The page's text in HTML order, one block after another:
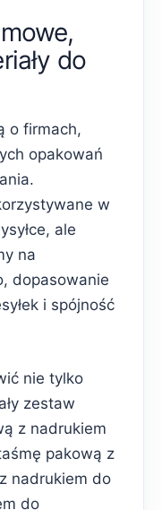
do
o firmach,
opakowań
w
ale
na
dopasowanie
i spójność
nie tylko
zestaw
z nadrukiem
pakową z
nadrukiem do
do